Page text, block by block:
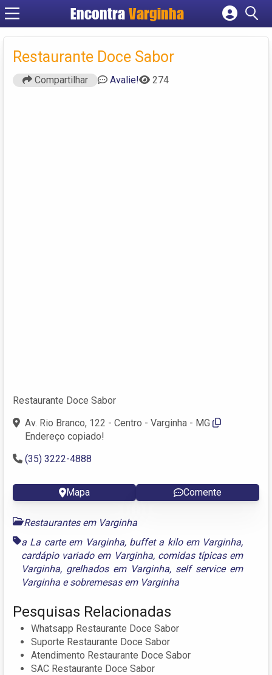
EncontraVarginha
Cadastrar empresa
Criar conta
Restaurante Doce Sabor
Compartilhar Avalie! 274
Restaurante Doce Sabor
Av. Rio Branco, 122 - Centro - Varginha - MG
Endereço copiado!
(35) 3222-4888
Mapa Comente
Restaurantes em Varginha
a La carte em Varginha, buffet a kilo em Varginha,
cardápio variado em Varginha, comidas típicas em
Varginha, grelhados em Varginha, self service em
Varginha esobremesas em Varginha
Pesquisas Relacionadas
Whatsapp Restaurante Doce Sabor
Suporte Restaurante Doce Sabor
Atendimento Restaurante Doce Sabor
SAC Restaurante Doce Sabor